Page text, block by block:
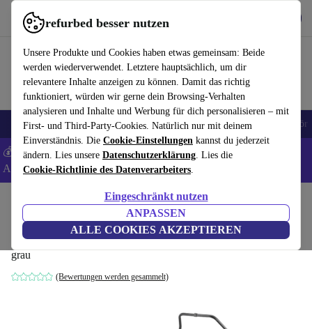
refurbed besser nutzen
Unsere Produkte und Cookies haben etwas gemeinsam: Beide
werden wiederverwendet. Letztere hauptsächlich, um dir
relevantere Inhalte anzeigen zu können. Damit das richtig
funktioniert, würden wir gerne dein Browsing-Verhalten
analysieren und Inhalte und Werbung für dich personalisieren – mit
First- und Third-Party-Cookies. Natürlich nur mit deinem
Einverständnis. Die Cookie-Einstellungen kannst du jederzeit
ändern. Lies unsere Datenschutzerklärung. Lies die
Cookie-Richtlinie des Datenverarbeiters.
Eingeschränkt nutzen
ANPASSEN
ALLE COOKIES AKZEPTIEREN
refurbed schnell und einfach nutzen
🎒 Back to school Handys Laptops Tablets Smartwatches Zubehör
💰 Extra -5% auf Samsung- und Google-Smartphones - Code:
ANDROID5 -AGB
Garten Garten Werkzeuge
Kärcher KM 70/20 C Kehrmaschine
grau
(Bewertungen werden gesammelt)